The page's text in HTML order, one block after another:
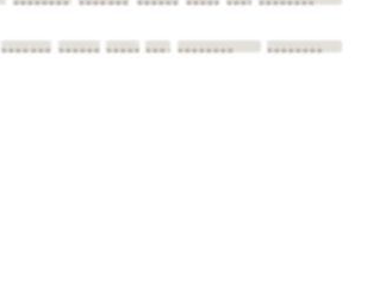
••••••••••••••••••••••••••••••••••••••••
••••••••